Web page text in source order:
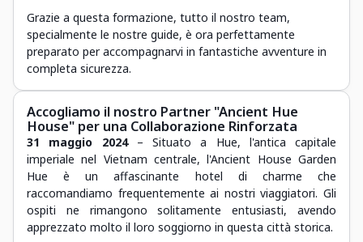
Grazie a questa formazione, tutto il nostro team,
specialmente le nostre guide, è ora perfettamente
preparato per accompagnarvi in fantastiche avventure in
completa sicurezza.
Accogliamo il nostro Partner "Ancient Hue
House" per una Collaborazione Rinforzata
31 maggio 2024– Situato a Hue, l'antica capitale
imperiale nel Vietnam centrale, l'Ancient House Garden
Hue è un affascinante hotel di charme che
raccomandiamo frequentemente ai nostri viaggiatori. Gli
ospiti ne rimangono solitamente entusiasti, avendo
apprezzato molto il loro soggiorno in questa città storica.